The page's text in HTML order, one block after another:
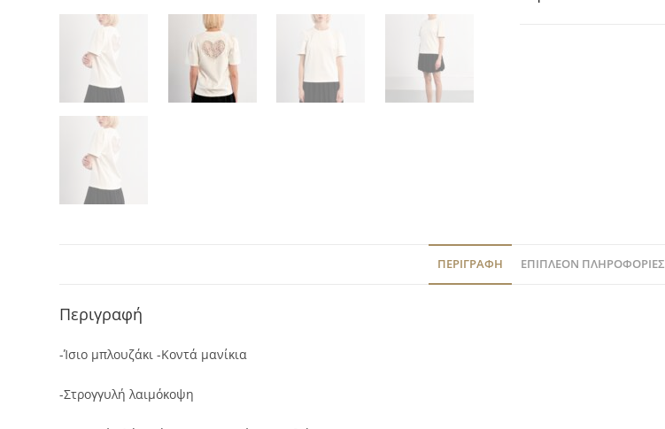
ΠΕΡΙΓΡΑΦΉ ΕΠΙΠΛΈΟΝ ΠΛΗΡΟΦΟΡΊΕΣ
Περιγραφή
-Ίσιο μπλουζάκι -Κοντά μανίκια
-Στρογγυλή λαιμόκοψη